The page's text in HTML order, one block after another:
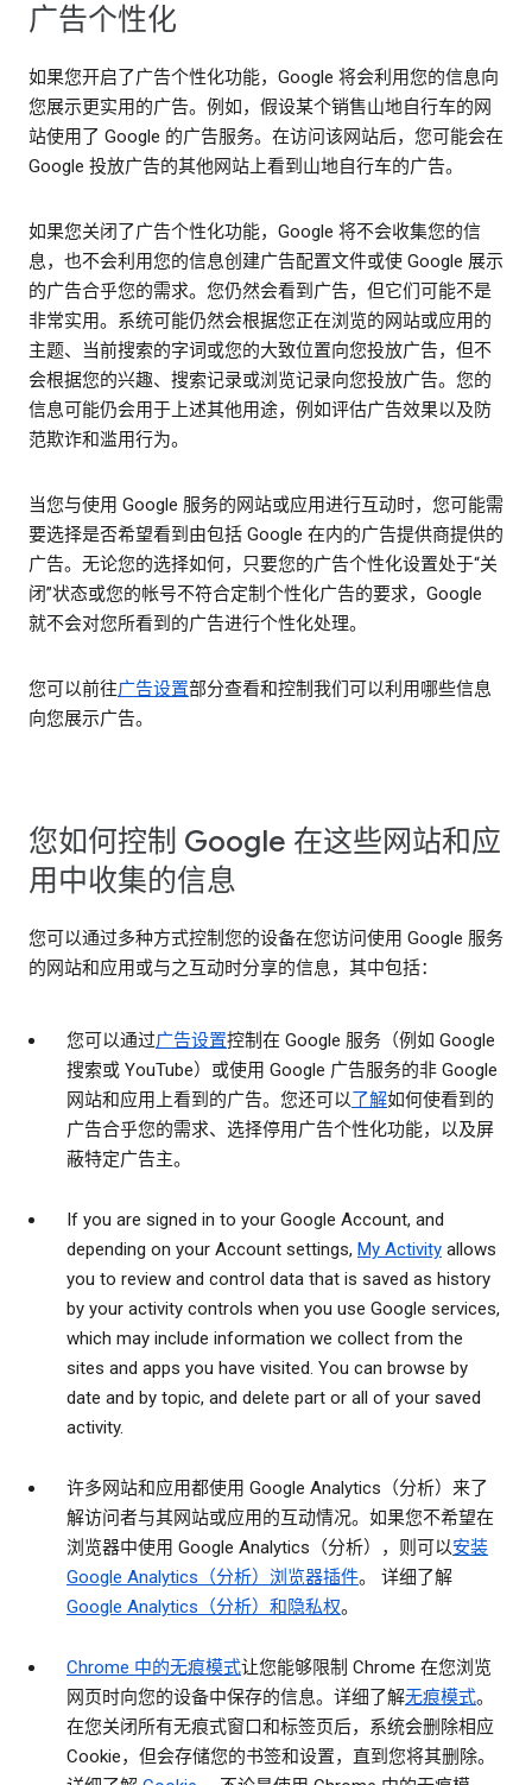
广告个性化
如果您开启了广告个性化功能，Google 将会利用您的信息向
您展示更实用的广告。例如，假设某个销售山地自行车的网
站使用了 Google 的广告服务。在访问该网站后，您可能会在
Google 投放广告的其他网站上看到山地自行车的广告。
如果您关闭了广告个性化功能，Google 将不会收集您的信
息，也不会利用您的信息创建广告配置文件或使 Google 展示
的广告合乎您的需求。您仍然会看到广告，但它们可能不是
非常实用。系统可能仍然会根据您正在浏览的网站或应用的
主题、当前搜索的字词或您的大致位置向您投放广告，但不
会根据您的兴趣、搜索记录或浏览记录向您投放广告。您的
信息可能仍会用于上述其他用途，例如评估广告效果以及防
范欺诈和滥用行为。
当您与使用 Google 服务的网站或应用进行互动时，您可能需
要选择是否希望看到由包括 Google 在内的广告提供商提供的
广告。无论您的选择如何，只要您的广告个性化设置处于“关
闭”状态或您的帐号不符合定制个性化广告的要求，Google
就不会对您所看到的广告进行个性化处理。
您可以前往广告设置部分查看和控制我们可以利用哪些信息
向您展示广告。
您如何控制 Google 在这些网站和应
用中收集的信息
您可以通过多种方式控制您的设备在您访问使用 Google 服务
的网站和应用或与之互动时分享的信息，其中包括：
您可以通过广告设置控制在 Google 服务（例如 Google
搜索或 YouTube）或使用 Google 广告服务的非 Google
网站和应用上看到的广告。您还可以了解如何使看到的
广告合乎您的需求、选择停用广告个性化功能，以及屏
蔽特定广告主。
If you are signed in to your Google Account, and
depending on your Account settings, My Activity allows
you to review and control data that is saved as history
by your activity controls when you use Google services,
which may include information we collect from the
sites and apps you have visited. You can browse by
date and by topic, and delete part or all of your saved
activity.
许多网站和应用都使用 Google Analytics（分析）来了
解访问者与其网站或应用的互动情况。如果您不希望在
浏览器中使用 Google Analytics（分析），则可以安装
Google Analytics（分析）浏览器插件。 详细了解
Google Analytics（分析）和隐私权。
Chrome 中的无痕模式让您能够限制 Chrome 在您浏览
网页时向您的设备中保存的信息。详细了解无痕模式。
在您关闭所有无痕式窗口和标签页后，系统会删除相应
Cookie，但会存储您的书签和设置，直到您将其删除。